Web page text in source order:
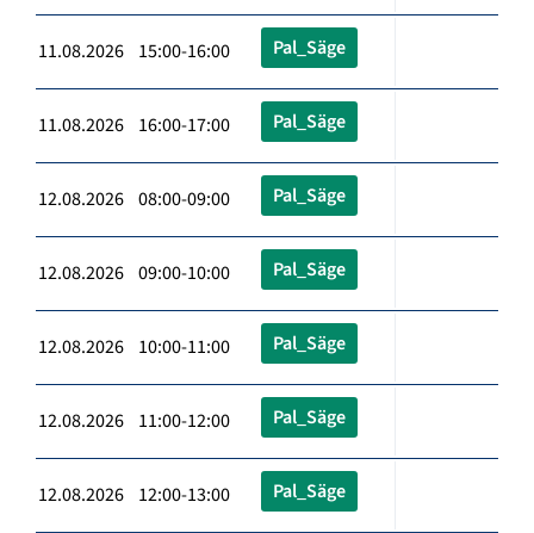
11.08.2026 15:00-16:00 Pal_Säge
11.08.2026 16:00-17:00 Pal_Säge
12.08.2026 08:00-09:00 Pal_Säge
12.08.2026 09:00-10:00 Pal_Säge
12.08.2026 10:00-11:00 Pal_Säge
12.08.2026 11:00-12:00 Pal_Säge
12.08.2026 12:00-13:00 Pal_Säge